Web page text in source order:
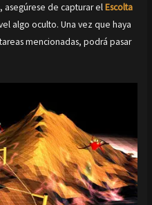
asegúrese de capturar elEscolta
algo oculto. Una vez que haya
mencionadas, podrá pasar